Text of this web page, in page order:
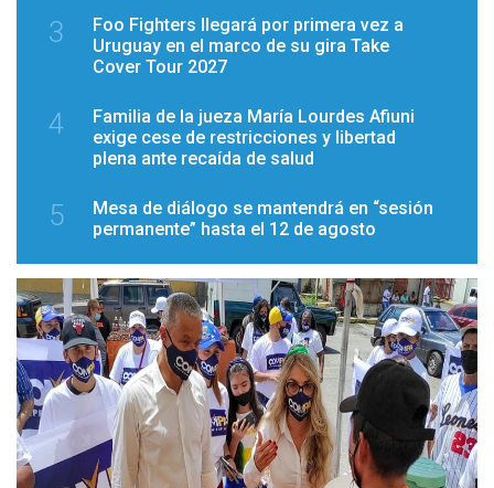
3
Foo Fighters llegará por primera vez a
Uruguay en el marco de su gira Take
Cover Tour 2027
4
Familia de la jueza María Lourdes Afiuni
exige cese de restricciones y libertad
plena ante recaída de salud
5
Mesa de diálogo se mantendrá en “sesión
permanente” hasta el 12 de agosto